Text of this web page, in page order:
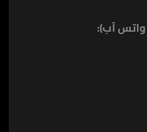
واتس آب):